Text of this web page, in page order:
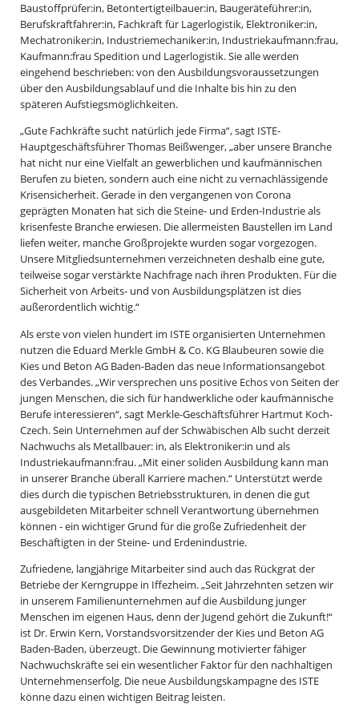
Baustoffprüfer:in, Betontertigteilbauer:in, Baugeräteführer:in,
Berufskraftfahrer:in, Fachkraft für Lagerlogistik, Elektroniker:in,
Mechatroniker:in, Industriemechaniker:in, Industriekaufmann:frau,
Kaufmann:frau Spedition und Lagerlogistik. Sie alle werden
eingehend beschrieben: von den Ausbildungsvoraussetzungen
über den Ausbildungsablauf und die Inhalte bis hin zu den
späteren Aufstiegsmöglichkeiten.
„Gute Fachkräfte sucht natürlich jede Firma“, sagt ISTE-
Hauptgeschäftsführer Thomas Beißwenger, „aber unsere Branche
hat nicht nur eine Vielfalt an gewerblichen und kaufmännischen
Berufen zu bieten, sondern auch eine nicht zu vernachlässigende
Krisensicherheit. Gerade in den vergangenen von Corona
geprägten Monaten hat sich die Steine- und Erden-Industrie als
krisenfeste Branche erwiesen. Die allermeisten Baustellen im Land
liefen weiter, manche Großprojekte wurden sogar vorgezogen.
Unsere Mitgliedsunternehmen verzeichneten deshalb eine gute,
teilweise sogar verstärkte Nachfrage nach ihren Produkten. Für die
Sicherheit von Arbeits- und von Ausbildungsplätzen ist dies
außerordentlich wichtig.“
Als erste von vielen hundert im ISTE organisierten Unternehmen
nutzen die Eduard Merkle GmbH & Co. KG Blaubeuren sowie die
Kies und Beton AG Baden-Baden das neue Informationsangebot
des Verbandes. „Wir versprechen uns positive Echos von Seiten der
jungen Menschen, die sich für handwerkliche oder kaufmännische
Berufe interessieren“, sagt Merkle-Geschäftsführer Hartmut Koch-
Czech. Sein Unternehmen auf der Schwäbischen Alb sucht derzeit
Nachwuchs als Metallbauer: in, als Elektroniker:in und als
Industriekaufmann:frau. „Mit einer soliden Ausbildung kann man
in unserer Branche überall Karriere machen.“ Unterstützt werde
dies durch die typischen Betriebsstrukturen, in denen die gut
ausgebildeten Mitarbeiter schnell Verantwortung übernehmen
können - ein wichtiger Grund für die große Zufriedenheit der
Beschäftigten in der Steine- und Erdenindustrie.
Zufriedene, langjährige Mitarbeiter sind auch das Rückgrat der
Betriebe der Kerngruppe in Iffezheim. „Seit Jahrzehnten setzen wir
in unserem Familienunternehmen auf die Ausbildung junger
Menschen im eigenen Haus, denn der Jugend gehört die Zukunft!“
ist Dr. Erwin Kern, Vorstandsvorsitzender der Kies und Beton AG
Baden-Baden, überzeugt. Die Gewinnung motivierter fähiger
Nachwuchskräfte sei ein wesentlicher Faktor für den nachhaltigen
Unternehmenserfolg. Die neue Ausbildungskampagne des ISTE
könne dazu einen wichtigen Beitrag leisten.